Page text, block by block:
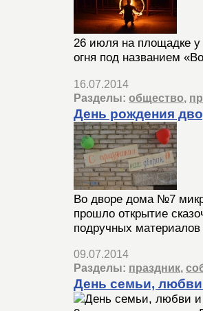
26 июля на площадке
огня под названием
16.07.2014
Разделы: общество,
День рождения
Во дворе дома №7
прошло открытие
подручных
09.07.2014
Разделы: праздник,
День семьи, любви